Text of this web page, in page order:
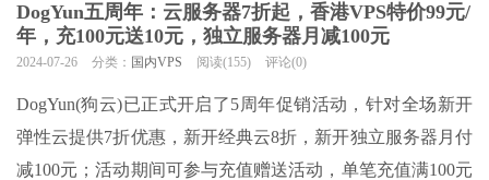
DogYun五周年：云服务器7折起，香港VPS特价99元/
年，充100元送10元，独立服务器月减100元
2024-07-26 分类： 国内VPS 阅读(155) 评论(0)
DogYun(狗云)已正式开启了5周年促销活动，针对全场新开
弹性云提供7折优惠，新开经典云8折，新开独立服务器月付
减100元；活动期间可参与充值赠送活动，单笔充值满100元